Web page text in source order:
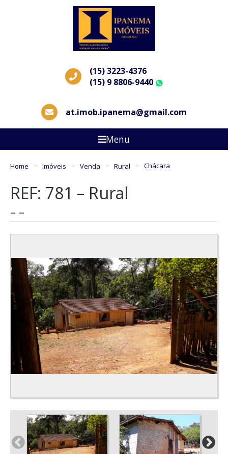
(15) 3223-4376
(15) 9 8806-9440
at.imob.ipanema@gmail.com
Menu
Home Imóveis Venda Rural Chácara
REF: 781 – Rural
– –